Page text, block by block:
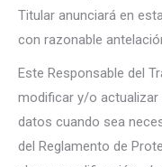
Titular anunciará en
con razonable
Este Responsable del
modificar y/o
datos cuando sea
del Reglamento de